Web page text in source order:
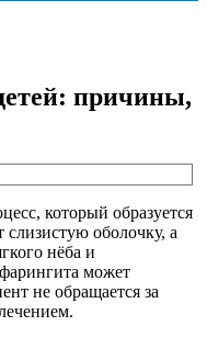
причины,
который образуется
слизистую оболочку, а
нёба и
может
не обращается за